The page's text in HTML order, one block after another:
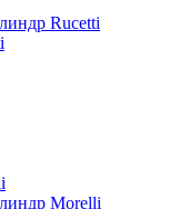
Rucetti
Morelli